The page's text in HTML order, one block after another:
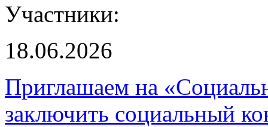
Участники:
18.06.2026
Приглашаем на
заключить социальный